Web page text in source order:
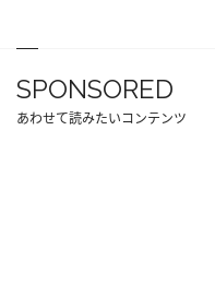
SPONSORED
あわせて読みたいコンテンツ